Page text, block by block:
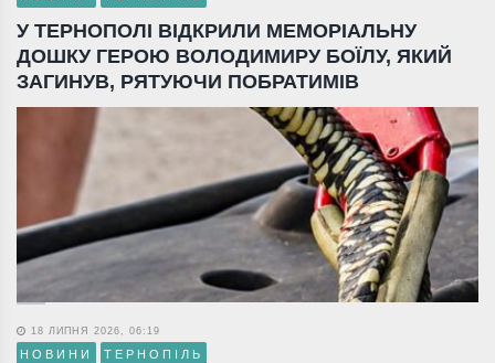
У ТЕРНОПОЛІ ВІДКРИЛИ МЕМОРІАЛЬНУ
ДОШКУ ГЕРОЮ ВОЛОДИМИРУ БОЇЛУ, ЯКИЙ
ЗАГИНУВ, РЯТУЮЧИ ПОБРАТИМІВ
18 ЛИПНЯ 2026, 06:19
НОВИНИ ТЕРНОПІЛЬ